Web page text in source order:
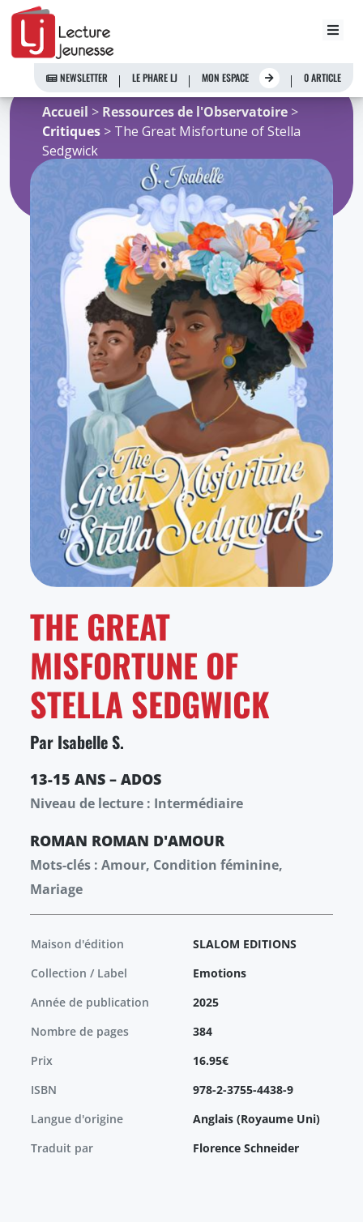
Aller
contenu
NEWSLETTER LE PHARE LJ MON ESPACE 0 ARTICLE
Accueil > Ressources de l'Observatoire >
Critiques > The Great Misfortune of Stella
Sedgwick
THE GREAT
MISFORTUNE OF
STELLA SEDGWICK
Par Isabelle S.
13-15 ANS – ADOS
Niveau de lecture : Intermédiaire
ROMAN ROMAN D'AMOUR
Mots-clés : Amour, Condition féminine,
Mariage
Maison d'édition
SLALOM EDITIONS
Collection / Label
Emotions
Année de publication
2025
Nombre de pages
384
Prix
16.95€
ISBN
978-2-3755-4438-9
Langue d'origine
Anglais (Royaume Uni)
Traduit par
Florence Schneider